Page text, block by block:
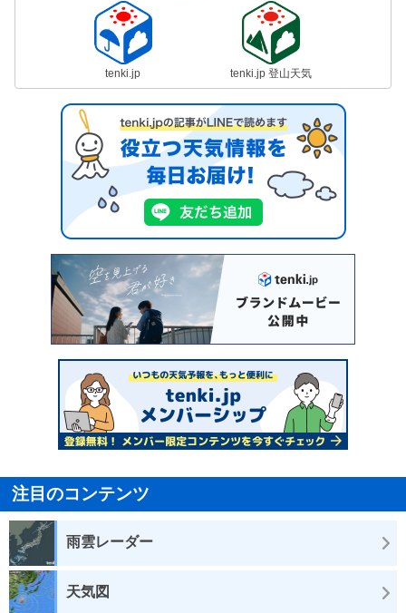
tenki.jp tenki.jp 登山天気
注目のコンテンツ
雨雲レーダー
天気図